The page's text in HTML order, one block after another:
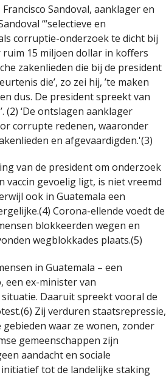
Sandoval, aanklager en
‘“selectieve en
corruptie-onderzoek te dicht bij
15 miljoen dollar in koffers
zakenlieden die bij de president
die’, zo zei hij, ’te maken
dus. De president spreekt van
(2) ‘De ontslagen aanklager
corrupte redenen, waaronder
en afgevaardigden.'(3)
van de president om onderzoek
gevoelig ligt, is niet vreemd
ook in Guatemala een
Corona-ellende voedt de
blokkeerden wegen en
wegblokkades plaats.(5)
in Guatemala – een
een ex-minister van
Daaruit spreekt vooral de
Zij verduren staatsrepressie,
waar ze wonen, zonder
gemeenschappen zijn
aandacht en sociale
initiatief tot de landelijke staking